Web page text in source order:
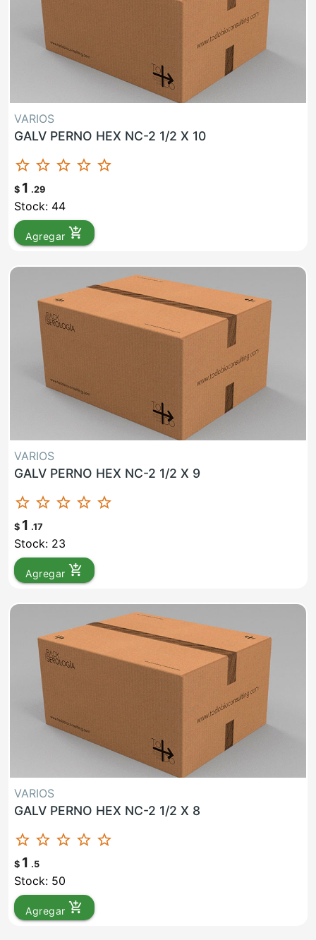
VARIOS
GALV PERNO HEX NC-2 1/2 X 10
star_border star_border star_border star_border star_border
$ 1 .29
Stock: 44
Agregar add_shopping_cart
VARIOS
GALV PERNO HEX NC-2 1/2 X 9
star_border star_border star_border star_border star_border
$ 1 .17
Stock: 23
Agregar add_shopping_cart
VARIOS
GALV PERNO HEX NC-2 1/2 X 8
star_border star_border star_border star_border star_border
$ 1 .5
Stock: 50
Agregar add_shopping_cart